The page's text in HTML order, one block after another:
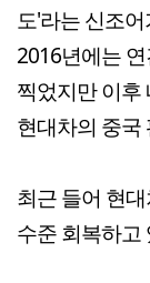
도'라는 신조
2016년에는
찍었지만 이후
현대차의 중국
최근 들어 현
수준 회복하고